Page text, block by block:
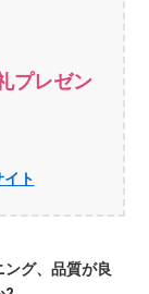
プレゼン
イト
ング、品質が良